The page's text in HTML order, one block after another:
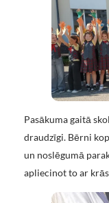
Pasākuma gaitā
draudzīgi. Bērni
un noslēgumā
apliecinot to ar